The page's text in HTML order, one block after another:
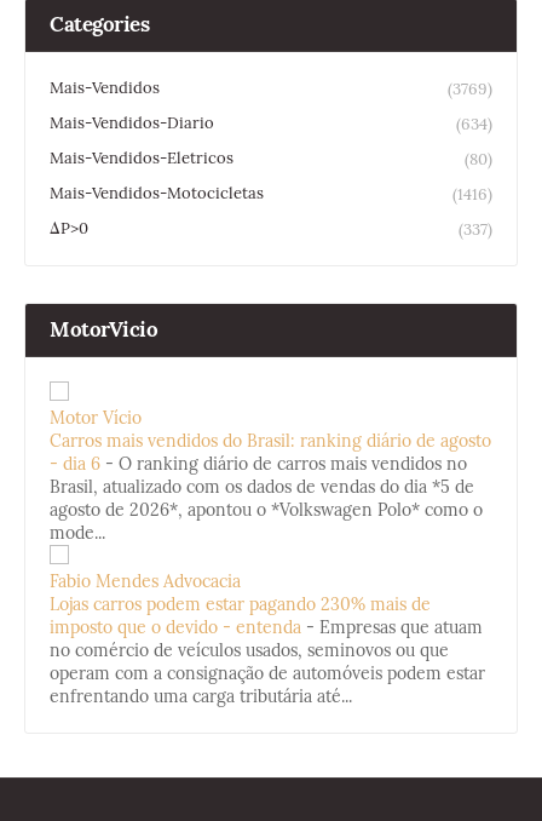
Categories
Mais-Vendidos
(3769)
Mais-Vendidos-Diario
(634)
Mais-Vendidos-Eletricos
(80)
Mais-Vendidos-Motocicletas
(1416)
ΔP>0
(337)
MotorVicio
Motor Vício
Carros mais vendidos do Brasil: ranking diário de agosto
- dia 6 - O ranking diário de carros mais vendidos no
Brasil, atualizado com os dados de vendas do dia *5 de
agosto de 2026*, apontou o *Volkswagen Polo* como o
mode...
Fabio Mendes Advocacia
Lojas carros podem estar pagando 230% mais de
imposto que o devido - entenda - Empresas que atuam
no comércio de veículos usados, seminovos ou que
operam com a consignação de automóveis podem estar
enfrentando uma carga tributária até...